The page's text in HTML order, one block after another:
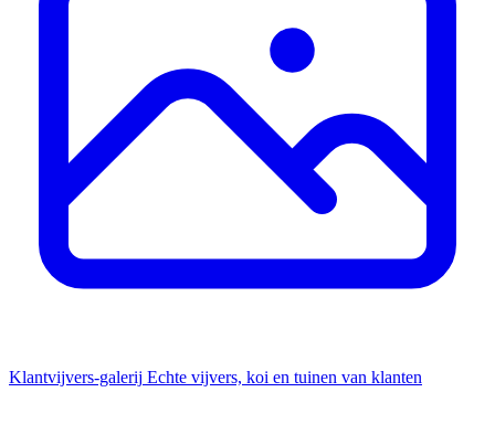
Klantvijvers-galerij Echte vijvers, koi en tuinen van klanten